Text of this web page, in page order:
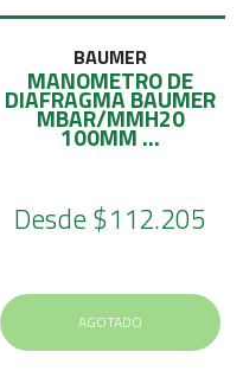
BAUMER
MANOMETRO DE
DIAFRAGMA BAUMER
MBAR/MMH20
100MM ...
Desde$112.205
AGOTADO